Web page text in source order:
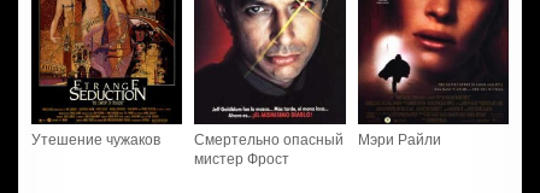
Утешение чужаков
Смертельно опасный
мистер Фрост
Мэри Райли